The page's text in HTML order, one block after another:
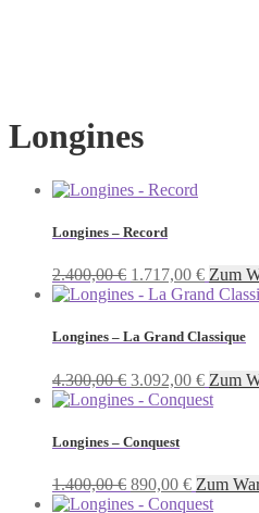
Longines
Longines – Record
2.400,00€ Ursprünglicher
Preis
2.400,00 €
1.717,00 €
Preis
Zum
Longines – La Grand Classique
4.300,00€ Ursprünglicher
Preis
4.300,00 €
3.092,00 €
Preis
Zum
Longines – Conquest
1.400,00€ Ursprünglicher
Preis
890,00 €Aktueller
Preis
Zum